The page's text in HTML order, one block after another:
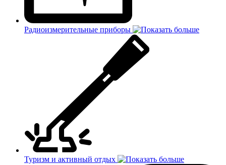
Радиоизмерительные приборы
Туризм и активный отдых